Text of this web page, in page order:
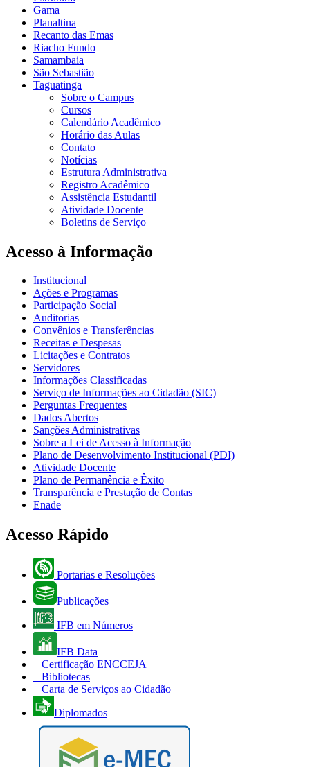
Gama
Planaltina
Recanto das Emas
Riacho Fundo
Samambaia
São Sebastião
Taguatinga
Sobre o Campus
Cursos
Calendário Acadêmico
Horário das Aulas
Contato
Notícias
Estrutura Administrativa
Registro Acadêmico
Assistência Estudantil
Atividade Docente
Boletins de Serviço
Acesso à Informação
Institucional
Ações e Programas
Participação Social
Auditorias
Convênios e Transferências
Receitas e Despesas
Licitações e Contratos
Servidores
Informações Classificadas
Serviço de Informações ao Cidadão (SIC)
Perguntas Frequentes
Dados Abertos
Sanções Administrativas
Sobre a Lei de Acesso à Informação
Plano de Desenvolvimento Institucional (PDI)
Atividade Docente
Plano de Permanência e Êxito
Transparência e Prestação de Contas
Enade
Acesso Rápido
Portarias e Resoluções
Publicações
IFB em Números
IFB Data
Certificação ENCCEJA
Bibliotecas
Carta de Serviços ao Cidadão
Diplomados